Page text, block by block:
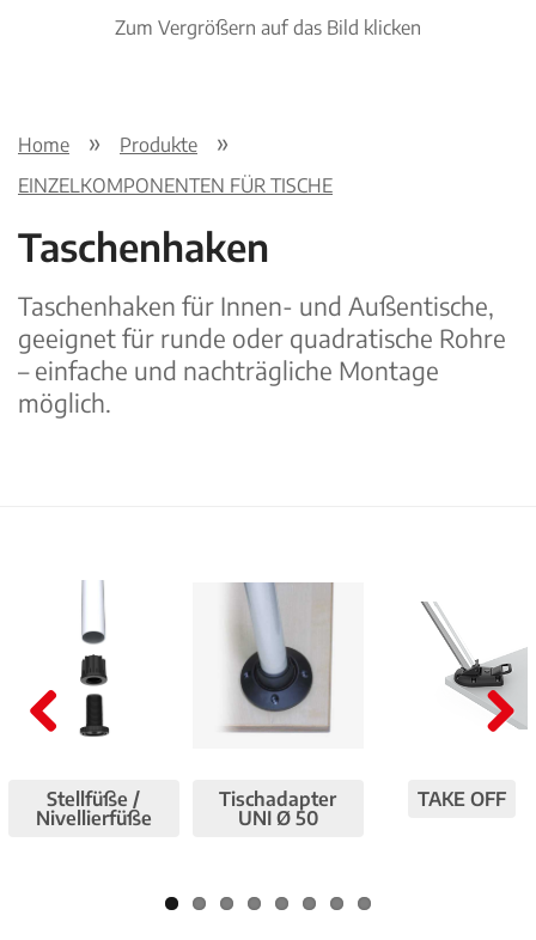
Zum Vergrößern auf das Bild klicken
Home
Produkte
EINZELKOMPONENTEN FÜR TISCHE
Taschenhaken
Taschenhaken für Innen- und Außentische,
geeignet für runde oder quadratische Rohre
– einfache und nachträgliche Montage
möglich.
Stellfüße /
Nivellierfüße
Tischadapter
UNI Ø 50
TAKE OFF
viou
s
t